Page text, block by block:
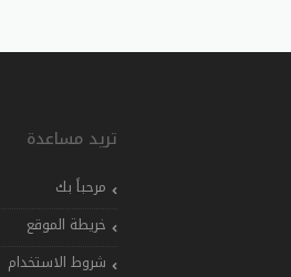
تريد مساعدة
مرحباً بك
خريطة الموقع
شروط الاستخدام